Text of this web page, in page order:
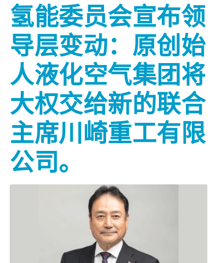
氢能委员会宣布领
导层变动：原创始
人液化空气集团将
大权交给新的联合
主席川崎重工有限
公司。